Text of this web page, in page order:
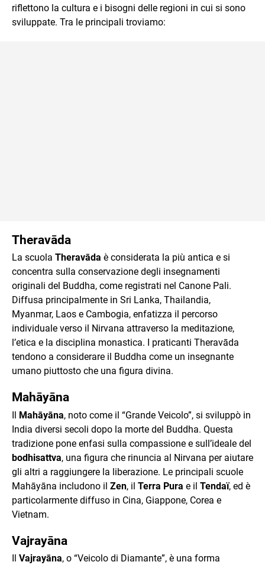
riflettono la cultura e i bisogni delle regioni in cui si sono
sviluppate. Tra le principali troviamo:
Theravāda
La scuola Theravāda è considerata la più antica e si
concentra sulla conservazione degli insegnamenti
originali del Buddha, come registrati nel Canone Pali.
Diffusa principalmente in Sri Lanka, Thailandia,
Myanmar, Laos e Cambogia, enfatizza il percorso
individuale verso il Nirvana attraverso la meditazione,
l’etica e la disciplina monastica. I praticanti Theravāda
tendono a considerare il Buddha come un insegnante
umano piuttosto che una figura divina.
Mahāyāna
Il Mahāyāna, noto come il “Grande Veicolo”, si sviluppò in
India diversi secoli dopo la morte del Buddha. Questa
tradizione pone enfasi sulla compassione e sull’ideale del
bodhisattva, una figura che rinuncia al Nirvana per aiutare
gli altri a raggiungere la liberazione. Le principali scuole
Mahāyāna includono il Zen, il Terra Pura e il Tendaï, ed è
particolarmente diffuso in Cina, Giappone, Corea e
Vietnam.
Vajrayāna
Il Vajrayāna, o “Veicolo di Diamante”, è una forma